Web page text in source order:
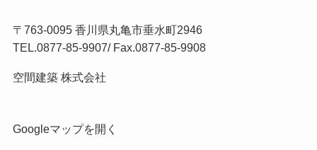
〒763-0095 香川県丸亀市垂水町2946
TEL.0877-85-9907/ Fax.0877-85-9908
空間建築 株式会社
Googleマップを開く